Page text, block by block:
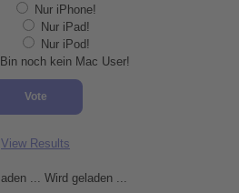
Nur iPhone!
Nur iPad!
Nur iPod!
Bin noch kein Mac User!
View Results
Wird geladen ...